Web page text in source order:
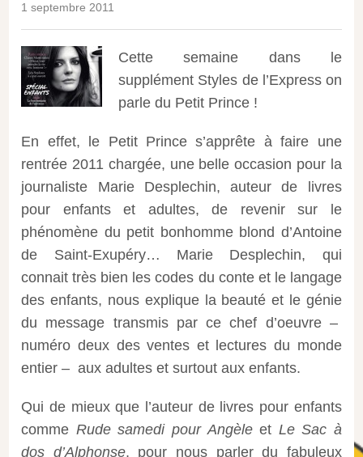
1 septembre 2011
Cette semaine dans le
supplément Styles de l’Express on
parle du Petit Prince !
En effet, le Petit Prince s’apprête à faire une
rentrée 2011 chargée, une belle occasion pour la
journaliste Marie Desplechin, auteur de livres
pour enfants et adultes, de revenir sur le
phénomène du petit bonhomme blond d’Antoine
de Saint-Exupéry… Marie Desplechin, qui
connait très bien les codes du conte et le langage
des enfants, nous explique la beauté et le génie
du message transmis par ce chef d’oeuvre –
numéro deux des ventes et lectures du monde
entier – aux adultes et surtout aux enfants.
Qui de mieux que l’auteur de livres pour enfants
comme Rude samedi pour Angèleet Le Sac à
dos d’Alphonse, pour nous parler du fabuleux